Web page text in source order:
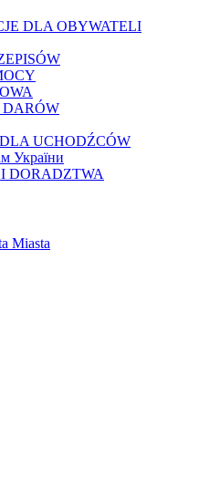
DLA OBYWATELI
UCHODŹCÓW
України
DORADZTWA
Miasta